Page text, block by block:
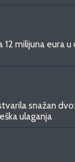
12 milijuna eura
snažan
ulaganja